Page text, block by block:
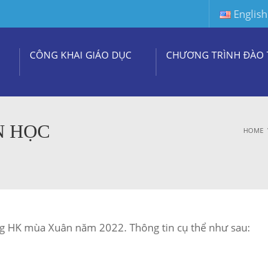
English
CÔNG KHAI GIÁO DỤC CHƯƠNG TRÌNH ĐÀO
HỌC
HOME
mùa Xuân năm 2022. Thông tin cụ thể như sau: